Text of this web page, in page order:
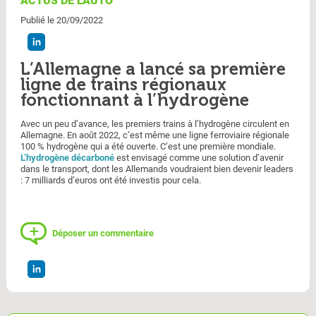
Publié le 20/09/2022
L’Allemagne a lancé sa première
ligne de trains régionaux
fonctionnant à l’hydrogène
Avec un peu d’avance, les premiers trains à l’hydrogène circulent en
Allemagne. En août 2022, c’est même une ligne ferroviaire régionale
100 % hydrogène qui a été ouverte. C’est une première mondiale.
L’hydrogène décarbonéest envisagé comme une solution d’avenir
dans le transport, dont les Allemands voudraient bien devenir leaders
: 7 milliards d’euros ont été investis pour cela.
Déposer un commentaire